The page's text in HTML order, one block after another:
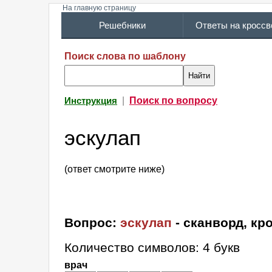
На главную страницу
Решебники Ответы на
Поиск слова по шаблону
Инструкция Поиск по вопросу
эскулап
(ответ смотрите ниже)
Вопрос: эскулап - сканворд,
Количество символов: 4 букв
врач